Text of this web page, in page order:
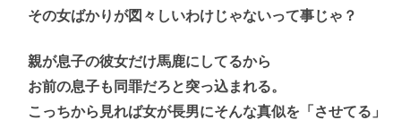
その女ばかりが図々しいわけじゃないって事じゃ？
親が息子の彼女だけ馬鹿にしてるから
お前の息子も同罪だろと突っ込まれる。
こっちから見れば女が長男にそんな真似を「させてる」